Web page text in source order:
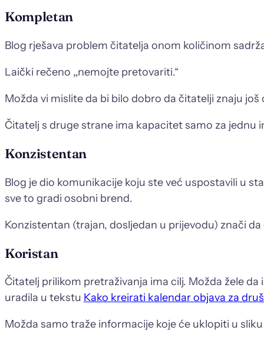
Kompletan
Blog rješava problem čitatelja onom količinom
Laički rečeno „nemojte pretovariti.“
Možda vi mislite da bi bilo dobro da čitatelji znaju
Čitatelj s druge strane ima kapacitet samo za jednu
Konzistentan
Blog je dio komunikacije koju ste već uspostavili u
sve to gradi osobni brend.
Konzistentan (trajan, dosljedan u prijevodu) znači
Koristan
Čitatelj prilikom pretraživanja ima cilj. Možda žele
uradila u tekstu Kako kreirati kalendar objava za
Možda samo traže informacije koje će uklopiti u